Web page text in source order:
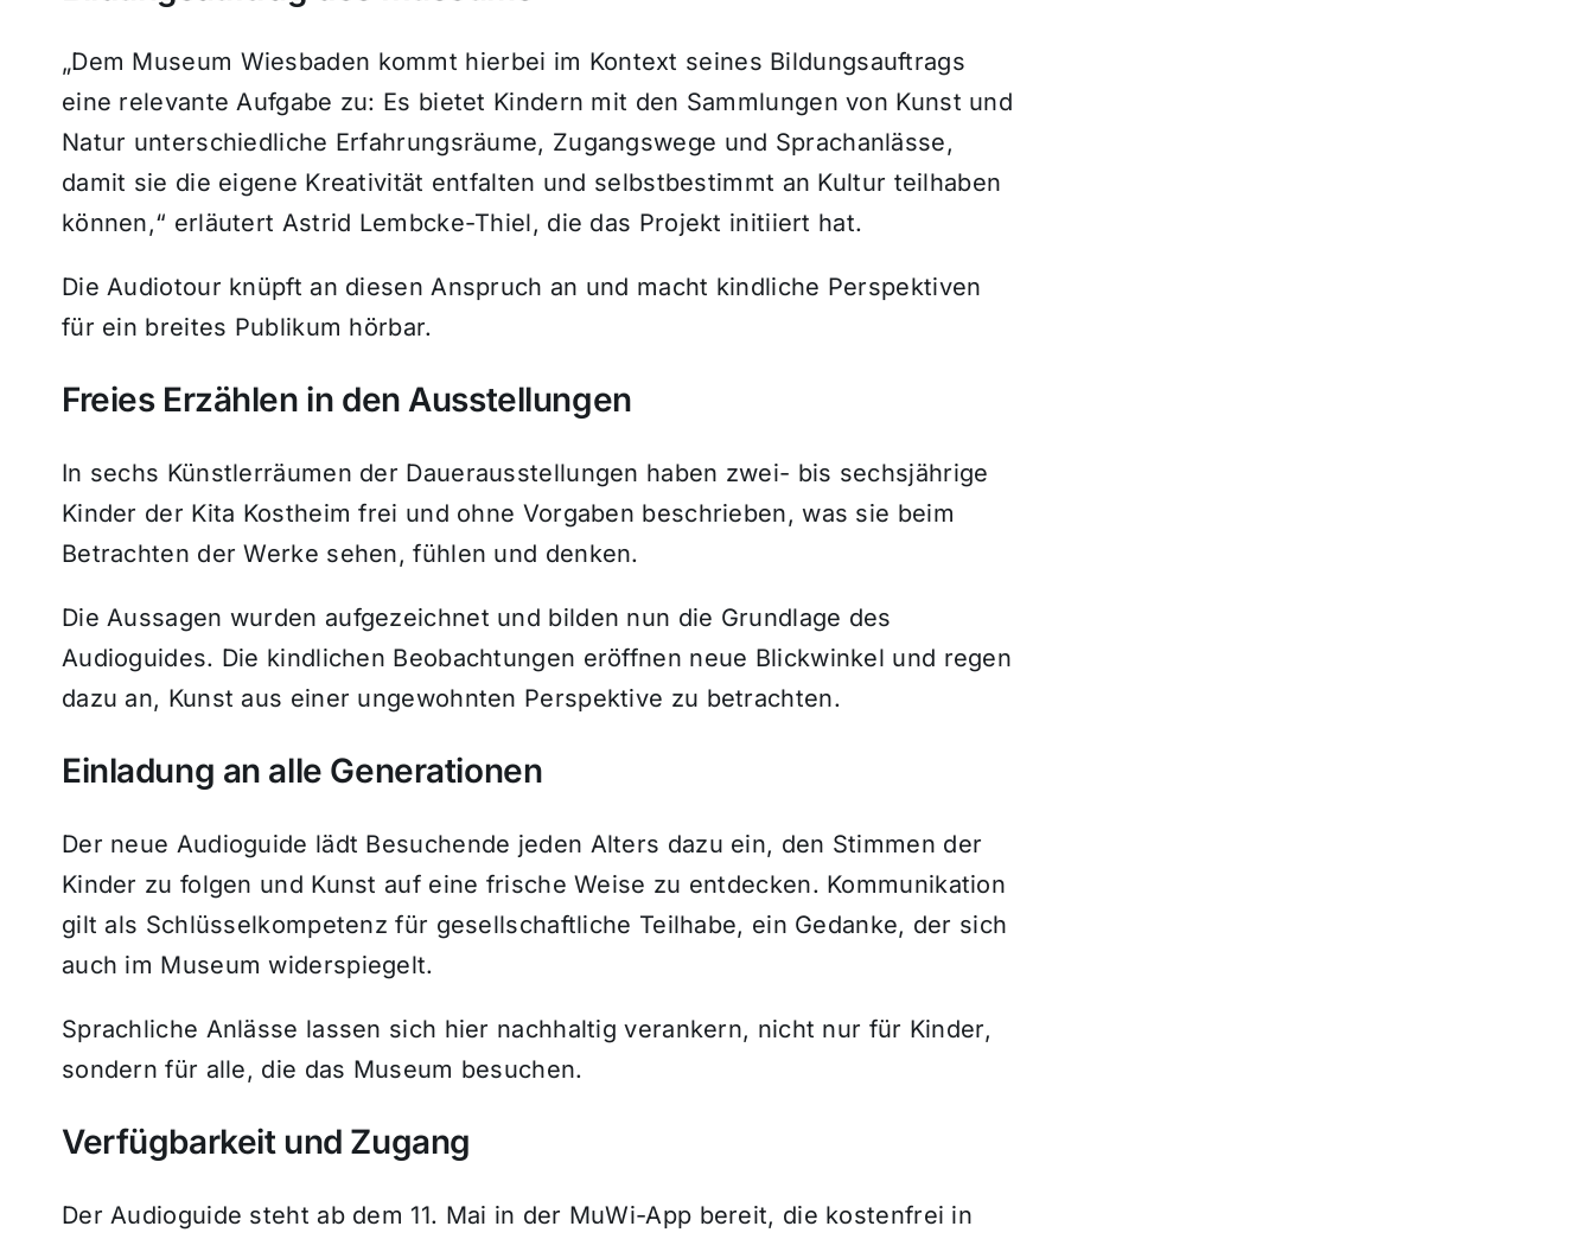
„Dem Museum Wiesbaden kommt hierbei im Kontext seines Bildungsauftrags
eine relevante Aufgabe zu: Es bietet Kindern mit den Sammlungen von Kunst und
Natur unterschiedliche Erfahrungsräume, Zugangswege und Sprachanlässe,
damit sie die eigene Kreativität entfalten und selbstbestimmt an Kultur teilhaben
können,“ erläutert Astrid Lembcke-Thiel, die das Projekt initiiert hat.
Die Audiotour knüpft an diesen Anspruch an und macht kindliche Perspektiven
für ein breites Publikum hörbar.
Freies Erzählen in den Ausstellungen
In sechs Künstlerräumen der Dauerausstellungen haben zwei- bis sechsjährige
Kinder der Kita Kostheim frei und ohne Vorgaben beschrieben, was sie beim
Betrachten der Werke sehen, fühlen und denken.
Die Aussagen wurden aufgezeichnet und bilden nun die Grundlage des
Audioguides. Die kindlichen Beobachtungen eröffnen neue Blickwinkel und regen
dazu an, Kunst aus einer ungewohnten Perspektive zu betrachten.
Einladung an alle Generationen
Der neue Audioguide lädt Besuchende jeden Alters dazu ein, den Stimmen der
Kinder zu folgen und Kunst auf eine frische Weise zu entdecken. Kommunikation
gilt als Schlüsselkompetenz für gesellschaftliche Teilhabe, ein Gedanke, der sich
auch im Museum widerspiegelt.
Sprachliche Anlässe lassen sich hier nachhaltig verankern, nicht nur für Kinder,
sondern für alle, die das Museum besuchen.
Verfügbarkeit und Zugang
Der Audioguide steht ab dem 11. Mai in der MuWi-App bereit, die kostenfrei in